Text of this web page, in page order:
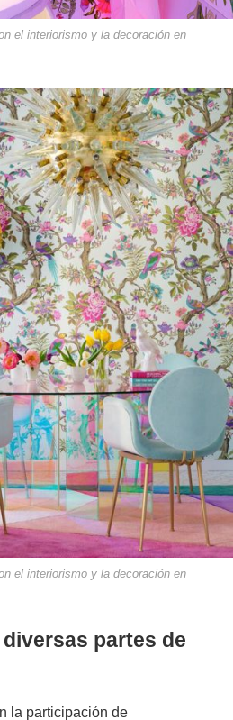
el interiorismo y la decoración en
el interiorismo y la decoración en
partes de
la participación de